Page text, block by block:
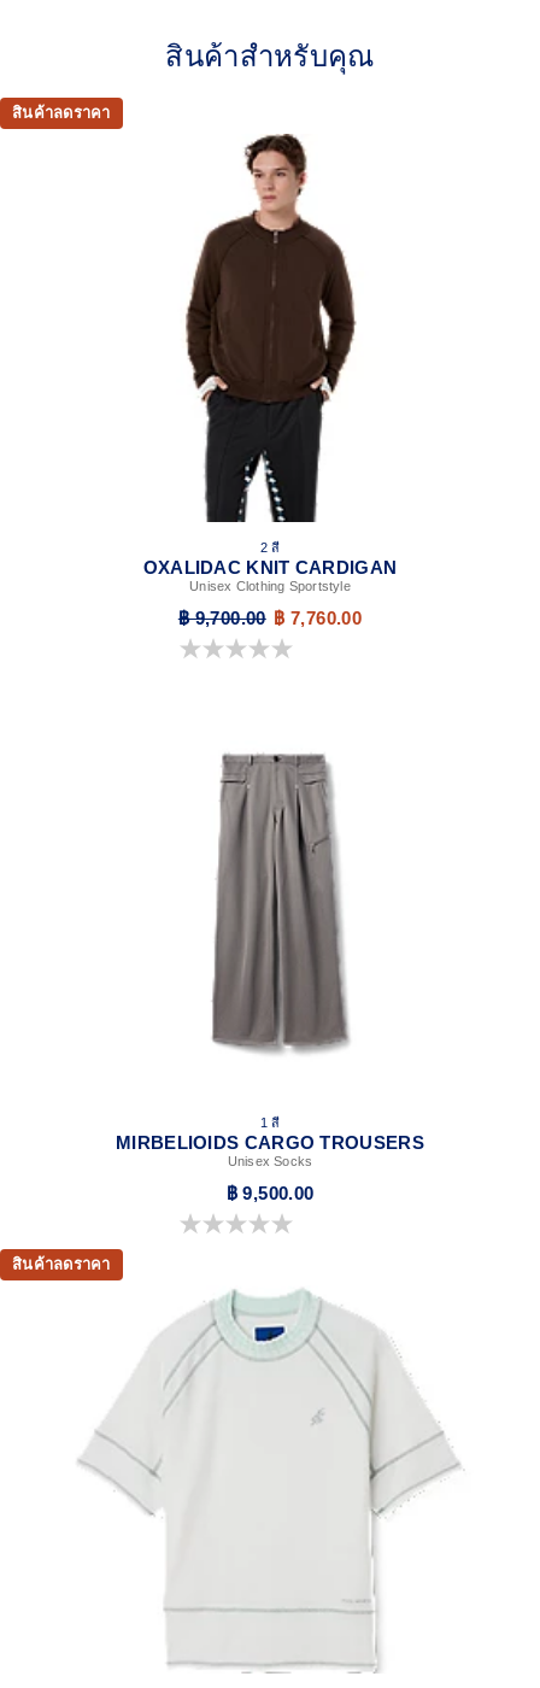
สินค้าสำหรับคุณ
สินค้าลดราคา
2 สี
OXALIDAC KNIT CARDIGAN
Unisex Clothing Sportstyle
฿ 9,700.00 ฿ 7,760.00
0.0 จาก 5 ดาว
1 สี
MIRBELIOIDS CARGO TROUSERS
Unisex Socks
฿ 9,500.00
0.0 จาก 5 ดาว
สินค้าลดราคา